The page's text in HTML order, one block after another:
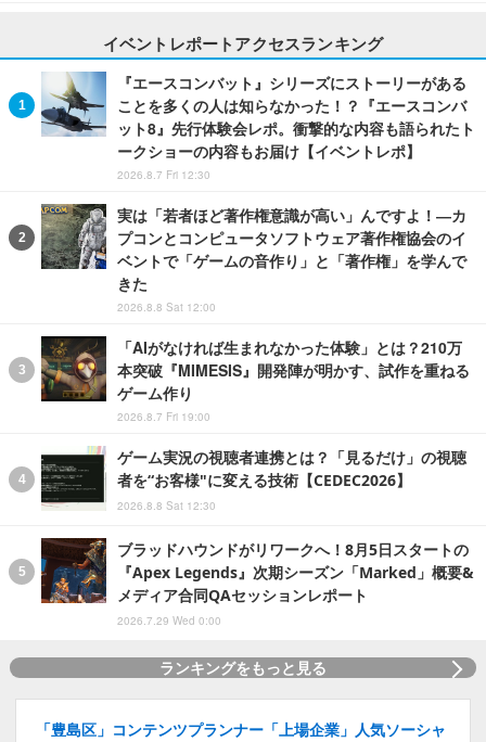
イベントレポートアクセスランキング
『エースコンバット』シリーズにストーリーがある
ことを多くの人は知らなかった！？『エースコンバ
ット8』先行体験会レポ。衝撃的な内容も語られたト
ークショーの内容もお届け【イベントレポ】
2026.8.7 Fri 12:30
実は「若者ほど著作権意識が高い」んですよ！―カ
プコンとコンピュータソフトウェア著作権協会のイ
ベントで「ゲームの音作り」と「著作権」を学んで
きた
2026.8.8 Sat 12:00
「AIがなければ生まれなかった体験」とは？210万
本突破『MIMESIS』開発陣が明かす、試作を重ねる
ゲーム作り
2026.8.7 Fri 19:00
ゲーム実況の視聴者連携とは？「見るだけ」の視聴
者を“お客様"に変える技術【CEDEC2026】
2026.8.8 Sat 12:30
ブラッドハウンドがリワークへ！8月5日スタートの
『Apex Legends』次期シーズン「Marked」概要&
メディア合同QAセッションレポート
2026.7.29 Wed 0:00
ランキングをもっと見る
「豊島区」コンテンツプランナー「上場企業」人気ソーシャ